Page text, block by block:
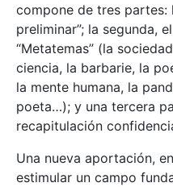
compone de tres partes:
preliminar”; la segunda,
“Metatemas” (la
ciencia, la barbarie, la
la mente humana, la
poeta…); y una tercera
recapitulación
Una nueva aportación,
estimular un campo